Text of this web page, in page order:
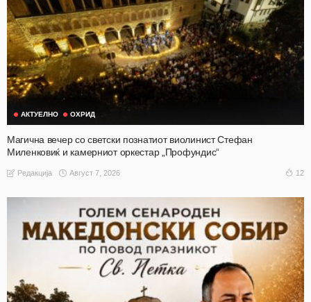
АКТУЕЛНО ОХРИД
Магична вечер со светски познатиот виолинист Стефан
Миленковиќ и камерниот оркестар „Профундис“
Редакција Август 7, 2026 12